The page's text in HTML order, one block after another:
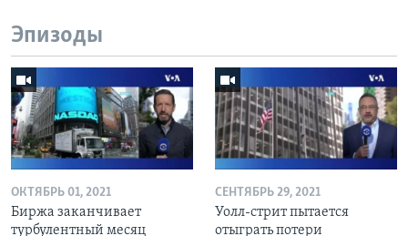
Эпизоды
ОКТЯБРЬ 01, 2021
Биржа заканчивает
турбулентный месяц
СЕНТЯБРЬ 29, 2021
Уолл-стрит пытается
отыграть потери